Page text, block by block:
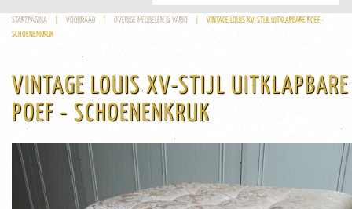
STARTPAGINA VOORRAAD OVERIGE MEUBELEN & VARIO
VINTAGE LOUIS XV-STIJL UITKLAPBARE POEF -
SCHOENENKRUK
VINTAGE LOUIS XV-STIJL UITKLAPBARE
POEF - SCHOENENKRUK